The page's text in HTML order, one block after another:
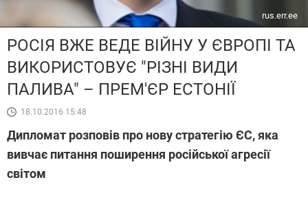
rus.err.ee
РОСІЯ ВЖЕ ВЕДЕ ВІЙНУ У ЄВРОПІ ТА
ВИКОРИСТОВУЄ "РІЗНІ ВИДИ
ПАЛИВА" – ПРЕМ'ЄР ЕСТОНІЇ
18.10.2016 15:48
Дипломат розповів про нову стратегію ЄС, яка
вивчає питання поширення російської агресії
світом